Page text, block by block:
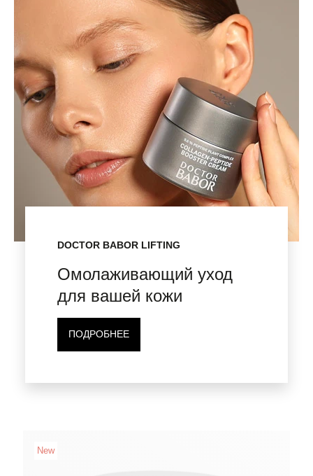
DOCTOR BABOR LIFTING
Омолаживающий уход
для вашей кожи
ПОДРОБНЕЕ
New